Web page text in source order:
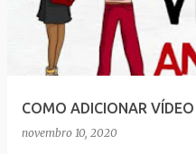
COMO ADICIONAR
novembro 10, 2020